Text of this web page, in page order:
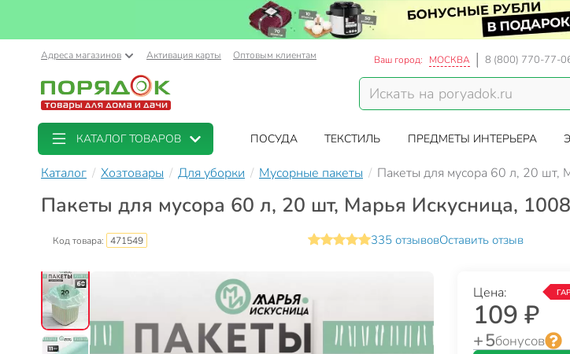
Адреса магазинов Активация карты Оптовым клиентам Ваш город: МОСКВА 8 (800) 770-77-
КАТАЛОГ ТОВАРОВ ПОСУДА ТЕКСТИЛЬ ПРЕДМЕТЫ ИНТЕРЬЕРА
Каталог Хозтовары Для уборки Мусорные пакеты Пакеты для мусора 60 л, 20 шт,
Пакеты для мусора 60 л, 20 шт, Марья Искусница,
Код товара: 471549 335 отзывовОставить отзыв
Цена:
109 ₽
+ 5бонусов